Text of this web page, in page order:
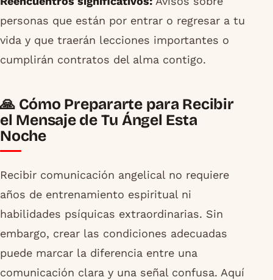
personas que están por entrar o regresar a tu
vida y que traerán lecciones importantes o
cumplirán contratos del alma contigo.
🙏 Cómo Prepararte para Recibir
el Mensaje de Tu Ángel Esta
Noche
Recibir comunicación angelical no requiere
años de entrenamiento espiritual ni
habilidades psíquicas extraordinarias. Sin
embargo, crear las condiciones adecuadas
puede marcar la diferencia entre una
comunicación clara y una señal confusa. Aquí